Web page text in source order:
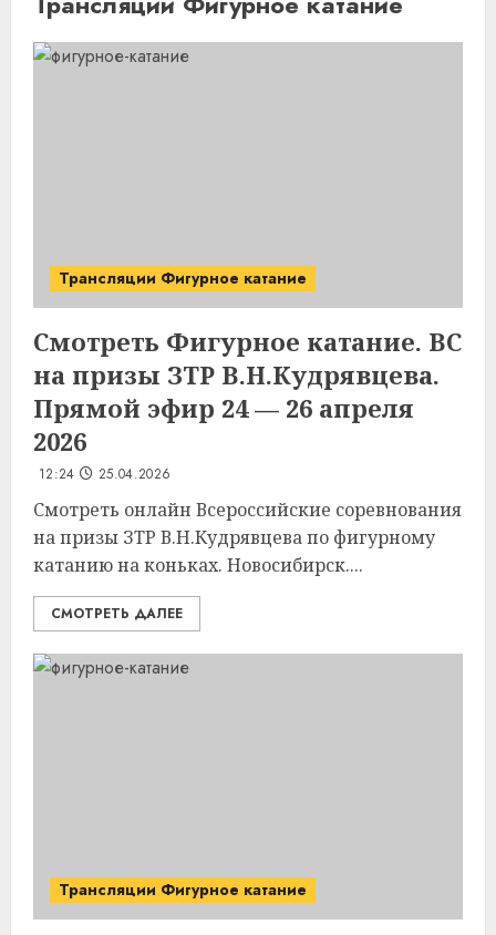
Трансляции Фигурное катание
Смотреть Фигурное катание. ВС
на призы ЗТР В.Н.Кудрявцева.
Прямой эфир 24 — 26 апреля
2026
12:24 25.04.2026
Смотреть онлайн Всероссийские соревнования
на призы ЗТР В.Н.Кудрявцева по фигурному
катанию на коньках. Новосибирск....
СМОТРЕТЬ ДАЛЕЕ
Трансляции Фигурное катание